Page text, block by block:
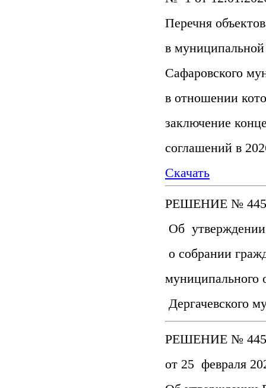
Перечня
в муниципальной
Сафаровского
в отношении
заключение
соглашений в
Скачать
РЕШЕНИЕ № 445-
Об
о собрании
муниципального
Дергачевского
РЕШЕНИЕ №
от 25 февраля